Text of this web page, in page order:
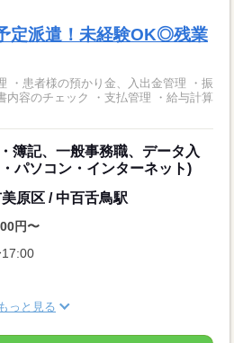
定派遣！未経験OK◎残業
・患者様の預かり金、入出金管理 ・振
内容のチェック ・支払管理 ・給与計算
簿記、一般事務職、データ入
パソコン・インターネット)
原区 / 中百舌鳥駅
円〜
もっと見る